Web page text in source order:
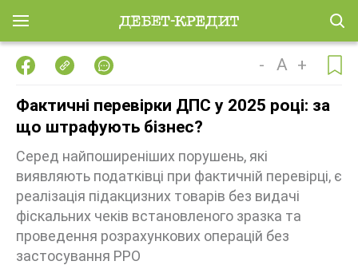
- A +
Фактичні перевірки ДПС у 2025 році: за
що штрафують бізнес?
Серед найпоширеніших порушень, які
виявляють податківці при фактичній перевірці, є
реалізація підакцизних товарів без видачі
фіскальних чеків встановленого зразка та
проведення розрахункових операцій без
застосування РРО